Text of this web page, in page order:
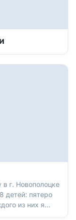
г. Новополоцке
детей: пятеро
из них я